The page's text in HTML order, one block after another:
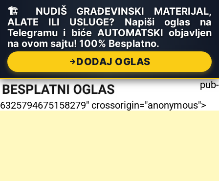
🏗️ NUDIŠ GRAĐEVINSKI MATERIJAL,
ALATE ILI USLUGE? Napiši oglas na
Telegramu i biće AUTOMATSKI objavljen
na ovom sajtu! 100% Besplatno.
DODAJ OGLAS
pub-
6325794675158279" crossorigin="anonymous">